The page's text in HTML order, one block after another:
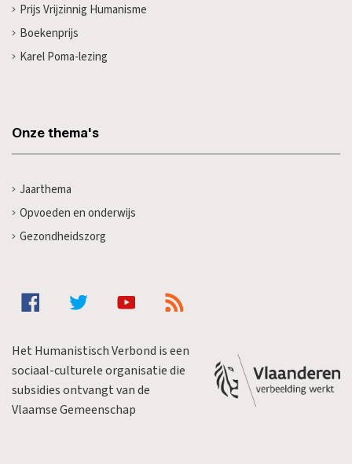
Prijs Vrijzinnig Humanisme
Boekenprijs
Karel Poma-lezing
Onze thema's
Jaarthema
Opvoeden en onderwijs
Gezondheidszorg
Het Humanistisch Verbond is een
sociaal-culturele organisatie die
subsidies ontvangt van de
Vlaamse Gemeenschap